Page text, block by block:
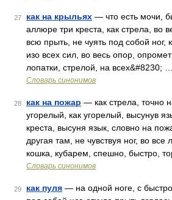
27 как на крыльях — что есть мочи,
аллюре три креста, как стрела, во
всю прыть, не чуять под собой ног,
изо всех сил, во весь опор,
лопатки, стрелой, на всех&#8230; …
Словарь синонимов
28 как на пожар — как стрела, точно
угорелый, как угорелый, высунув
креста, высуня язык, словно на
другая там, не чувствуя ног, во все
кошка, кубарем, спешно, быстро,
Словарь синонимов
29 как пуля — на одной ноге, с